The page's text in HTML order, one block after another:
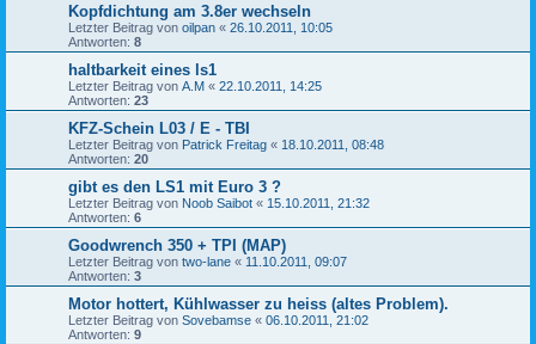
Kopfdichtung am 3.8er wechseln
Letzter Beitrag von oilpan « 26.10.2011, 10:05
Antworten: 8
haltbarkeit eines ls1
Letzter Beitrag von A.M « 22.10.2011, 14:25
Antworten: 23
KFZ-Schein L03 / E - TBI
Letzter Beitrag von Patrick Freitag « 18.10.2011, 08:48
Antworten: 20
gibt es den LS1 mit Euro 3 ?
Letzter Beitrag von Noob Saibot « 15.10.2011, 21:32
Antworten: 6
Goodwrench 350 + TPI (MAP)
Letzter Beitrag von two-lane « 11.10.2011, 09:07
Antworten: 3
Motor hottert, Kühlwasser zu heiss (altes Problem).
Letzter Beitrag von Sovebamse « 06.10.2011, 21:02
Antworten: 9